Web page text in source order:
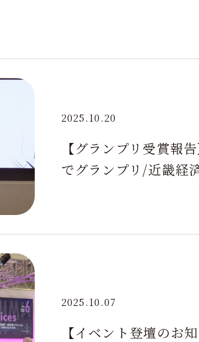
2025.10.20
【グランプリ受賞報
でグランプリ/近畿経
2025.10.07
【イベント登壇のお